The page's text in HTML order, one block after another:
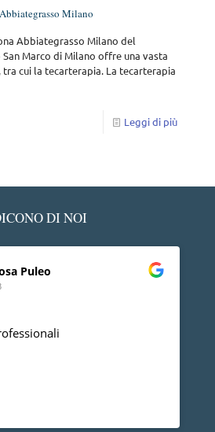
Milano
Abbiategrasso Milano del
Marco di Milano offre una vasta
cui la tecarterapia. La tecarterapia
Leggi di più
DI NOI
Puleo